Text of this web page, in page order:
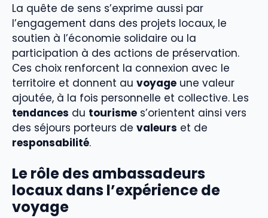
La quête de sens s’exprime aussi par
l’engagement dans des projets locaux, le
soutien à l’économie solidaire ou la
participation à des actions de préservation.
Ces choix renforcent la connexion avec le
territoire et donnent au voyage une valeur
ajoutée, à la fois personnelle et collective. Les
tendances du tourisme s’orientent ainsi vers
des séjours porteurs de valeurs et de
responsabilité.
Le rôle des ambassadeurs
locaux dans l’expérience de
voyage